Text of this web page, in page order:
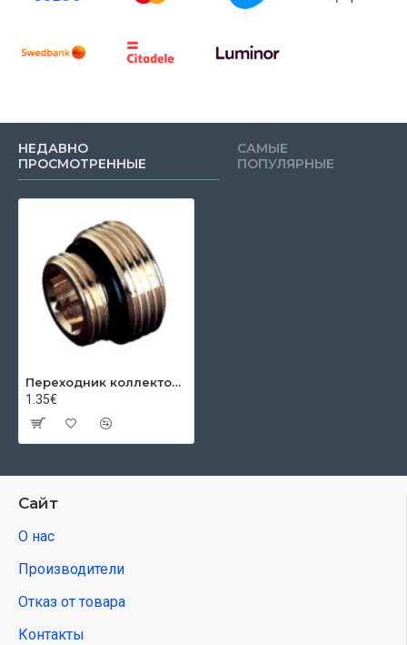
НЕДАВНО
ПРОСМОТРЕННЫЕ
САМЫЕ
ПОПУЛЯРНЫЕ
Переходник коллекторам 1/2"*3/4"
1.35€
Сайт
О нас
Производители
Отказ от товара
Контакты